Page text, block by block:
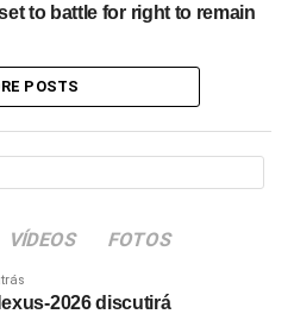
to battle for right to remain
POSTS
VÍDEOS FOTOS
2026 discutirá